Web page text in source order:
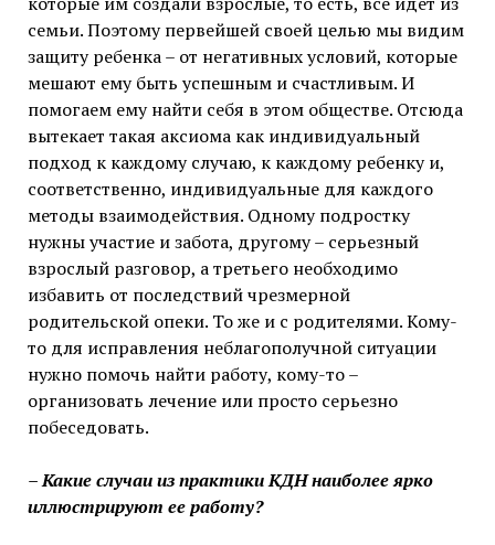
семьи. Поэтому первейшей своей целью мы видим
защиту ребенка – от негативных условий, которые
мешают ему быть успешным и счастливым. И
помогаем ему найти себя в этом обществе. Отсюда
вытекает такая аксиома как индивидуальный
подход к каждому случаю, к каждому ребенку и,
соответственно, индивидуальные для каждого
методы взаимодействия. Одному подростку
нужны участие и забота, другому – серьезный
взрослый разговор, а третьего необходимо
избавить от последствий чрезмерной
родительской опеки. То же и с родителями. Кому-
то для исправления неблагополучной ситуации
нужно помочь найти работу, кому-то –
организовать лечение или просто серьезно
побеседовать.
– Какие случаи из практики КДН наиболее ярко
иллюстрируют ее работу?